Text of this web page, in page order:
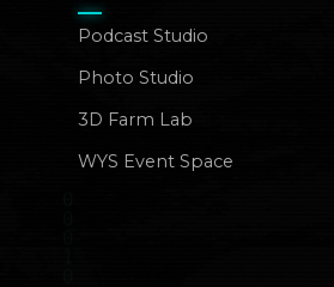
Podcast Studio
Photo Studio
3D Farm Lab
WYS Event Space